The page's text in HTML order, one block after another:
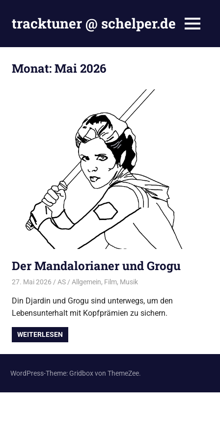
Inhalt
springen
tracktuner @ schelper.de
my
MENÜ
Monat:Mai 2026
Der Mandalorianer und Grogu
27. Mai 2026 AS Allgemein, Film, Musik
Din Djardin und Grogu sind unterwegs, um den
Lebensunterhalt mit Kopfprämien zu sichern.
WEITERLESEN
WordPress-Theme: Gridbox von ThemeZee.